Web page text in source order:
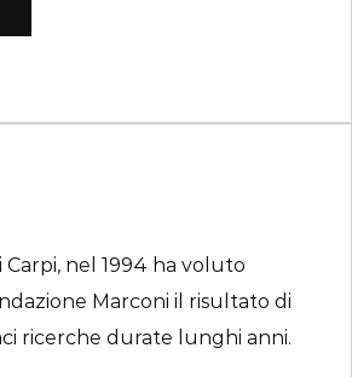
Carpi, nel 1994 ha voluto
Marconi il risultato di
ricerche durate lunghi anni.